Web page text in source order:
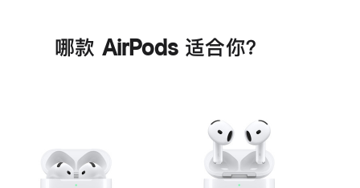
哪款 AirPods 适合你？